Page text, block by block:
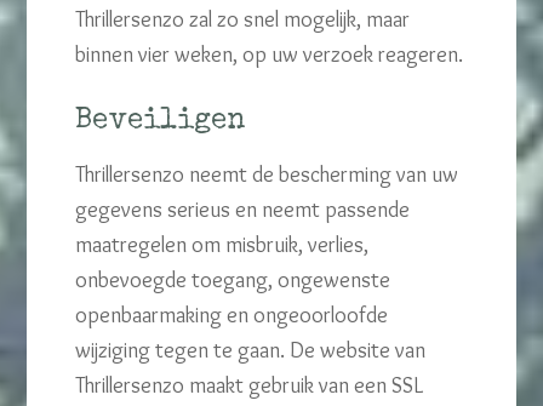
Thrillersenzo zal zo snel mogelijk, maar
binnen vier weken, op uw verzoek reageren.
Beveiligen
Thrillersenzo neemt de bescherming van uw
gegevens serieus en neemt passende
maatregelen om misbruik, verlies,
onbevoegde toegang, ongewenste
openbaarmaking en ongeoorloofde
wijziging tegen te gaan. De website van
Thrillersenzo maakt gebruik van een SSL